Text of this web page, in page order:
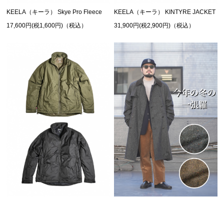
KEELA（キーラ） Skye Pro Fleece
17,600円(税1,600円)（税込）
KEELA（キーラ） KINTYRE JACKET
31,900円(税2,900円)（税込）